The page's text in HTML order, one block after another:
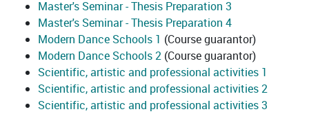
Master's Seminar - Thesis Preparation 3
Master's Seminar - Thesis Preparation 4
Modern Dance Schools 1 (Course guarantor)
Modern Dance Schools 2 (Course guarantor)
Scientific, artistic and professional activities 1
Scientific, artistic and professional activities 2
Scientific, artistic and professional activities 3